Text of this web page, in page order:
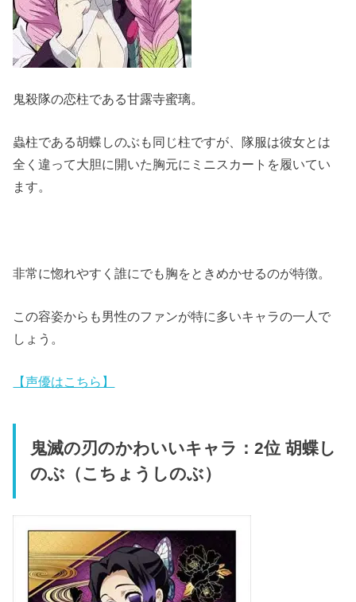
鬼殺隊の恋柱である甘露寺蜜璃。
蟲柱である胡蝶しのぶも同じ柱ですが、隊服は彼女とは
全く違って大胆に開いた胸元にミニスカートを履いてい
ます。
非常に惚れやすく誰にでも胸をときめかせるのが特徴。
この容姿からも男性のファンが特に多いキャラの一人で
しょう。
【声優はこちら】
鬼滅の刃のかわいいキャラ：2位 胡蝶し
のぶ（こちょうしのぶ）